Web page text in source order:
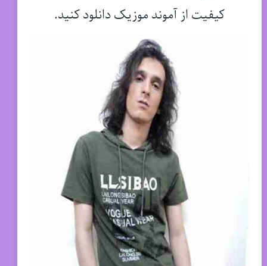
کیفیت از آموند موزیک دانلود کنید.